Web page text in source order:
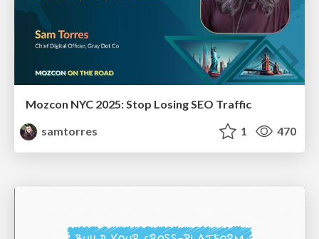
Mozcon NYC 2025: Stop Losing SEO Traffic
samtorres
1 470